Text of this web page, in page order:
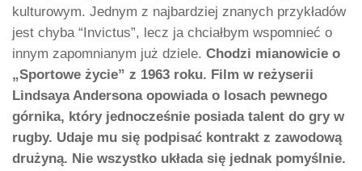
kulturowym. Jednym z najbardziej znanych przykładów
jest chyba “Invictus”, lecz ja chciałbym wspomnieć o
innym zapomnianym już dziele. Chodzi mianowicie o
„Sportowe życie” z 1963 roku. Film w reżyserii
Lindsaya Andersona opowiada o losach pewnego
górnika, który jednocześnie posiada talent do gry w
rugby. Udaje mu się podpisać kontrakt z zawodową
drużyną. Nie wszystko układa się jednak pomyślnie.